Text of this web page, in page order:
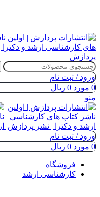
ورود / ثبت نام
0 مورد 0 ریال
منو
ورود / ثبت نام
0 مورد 0 ریال
فروشگاه
کارشناسی ارشد